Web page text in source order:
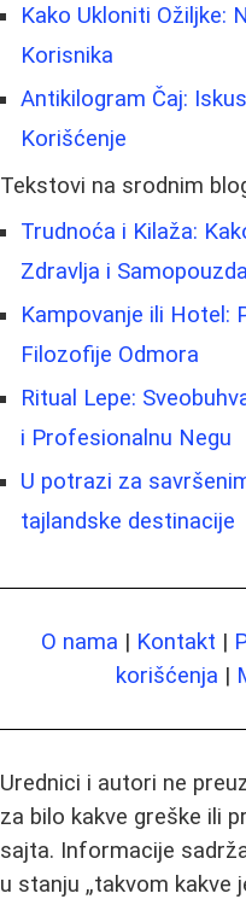
Kako Ukloniti Ožiljke:
Korisnika
Antikilogram Čaj:
Korišćenje
Tekstovi na srodnim
Trudnoća i Kilaža:
Zdravlja i
Kampovanje ili Hotel:
Filozofije Odmora
Ritual Lepe:
i Profesionalnu Negu
U potrazi za
tajlandske destinacije
O nama | Kontakt |
korišćenja |
Urednici i autori ne
za bilo kakve greške ili
sajta. Informacije
u stanju „takvom kakve